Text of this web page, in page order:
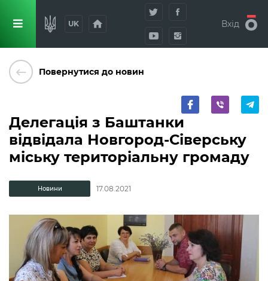
UK home Вхід
keyboard_backspace Повернутися до новин
Делегація з Баштанки
відвідала Новгород-Сіверську
міську територіальну громаду
Новини 17.08.2021